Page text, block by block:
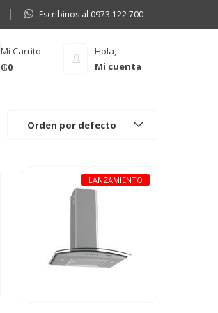
Escribinos al 0973 122 700
Hola,
Mi cuenta
Mi Carrito
₲0
Orden por defecto
LANZAMIENTO